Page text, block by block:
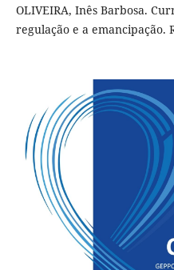
OLIVEIRA, Inês Barbosa.
regulação e a emancipação.